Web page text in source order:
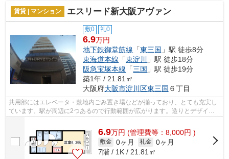
賃貸 | マンション エスリード新大阪アヴァン
敷0 礼0
6.9万円
地下鉄御堂筋線 「東三国 」駅 徒歩8分
東海道本線 「東淀川
」駅 徒歩18分
阪急宝塚本線 「三国 」駅 徒歩19分
築1年 / 21.81㎡
大阪府大阪市淀川区東三国 ６丁目
共用部にはエレベータ・敷地内ごみ置き場などが揃っており、とても充実し
ています。駅が周辺に2つあるので行動範囲が広がります。造りとデザイン
6.9万円 (管理費等：8,000円 )
敷金 0ヶ月 礼金 0ヶ月
7階 / 1K / 21.81㎡